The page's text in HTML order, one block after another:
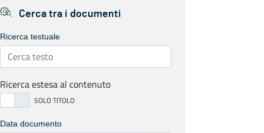
Cerca tra i documenti
Ricerca testuale
Ricerca estesa al contenuto
Data documento